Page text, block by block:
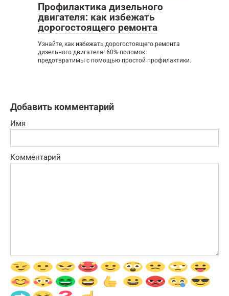
Профилактика дизельного
двигателя: как избежать
дорогостоящего ремонта
Узнайте, как избежать дорогостоящего ремонта
дизельного двигателя! 60% поломок
предотвратимы с помощью простой профилактики.
Добавить комментарий
Имя
Комментарий